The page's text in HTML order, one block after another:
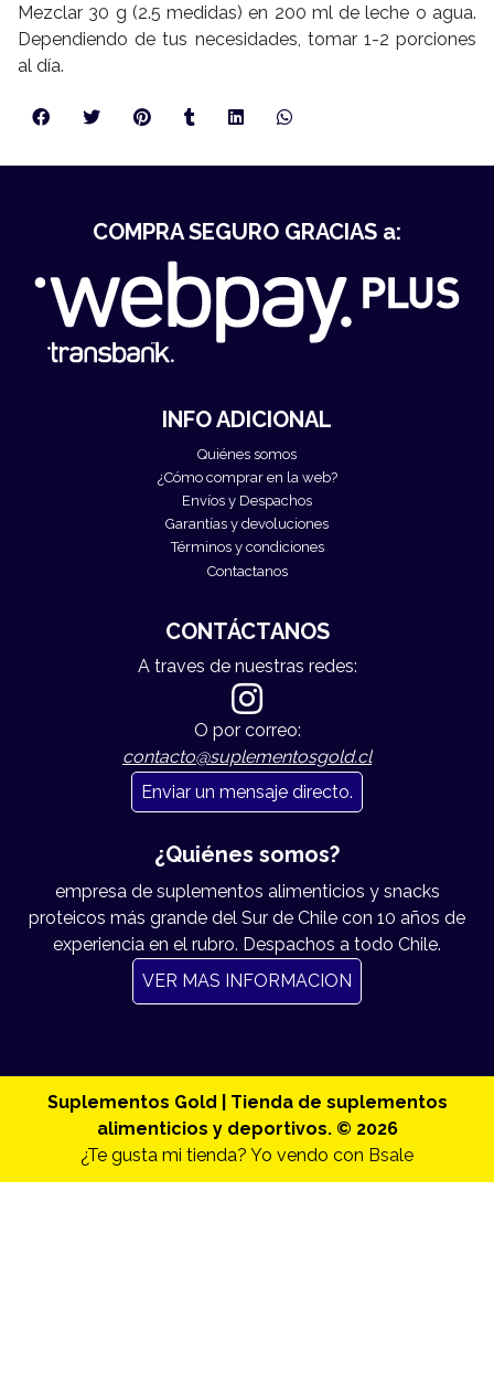
Mezclar 30 g (2.5 medidas) en 200 ml de leche o agua.
Dependiendo de tus necesidades, tomar 1-2 porciones
al día.
INFO ADICIONAL
Quiénes somos
¿Cómo comprar en la web?
Envíos y Despachos
Garantías y devoluciones
Términos y condiciones
Contactanos
COMPRA SEGURO GRACIAS a:
CONTÁCTANOS
A traves de nuestras redes:
O por correo:
contacto@suplementosgold.cl
Enviar un mensaje directo.
¿Quiénes somos?
empresa de suplementos alimenticios y snacks
proteicos más grande del Sur de Chile con 10 años de
experiencia en el rubro. Despachos a todo Chile.
VER MAS INFORMACION
Suplementos Gold | Tienda de suplementos
alimenticios y deportivos. © 2026
¿Te gusta mi tienda? Yo vendo con Bsale